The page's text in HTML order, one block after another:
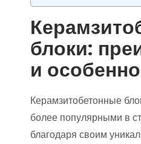
блоки:
и
Керамзитобетонные
более популярными в
благодаря своим